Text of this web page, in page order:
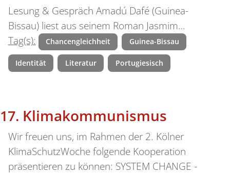
Lesung & Gespräch Amadú Dafé (Guinea-
Bissau) liest aus seinem Roman Jasmim…
Tag(s):
Chancengleichheit Guinea-Bissau
Identität Literatur Portugiesisch
Klimakommunismus
Wir freuen uns, im Rahmen der 2. Kölner
KlimaSchutzWoche folgende Kooperation
präsentieren zu können: SYSTEM CHANGE -